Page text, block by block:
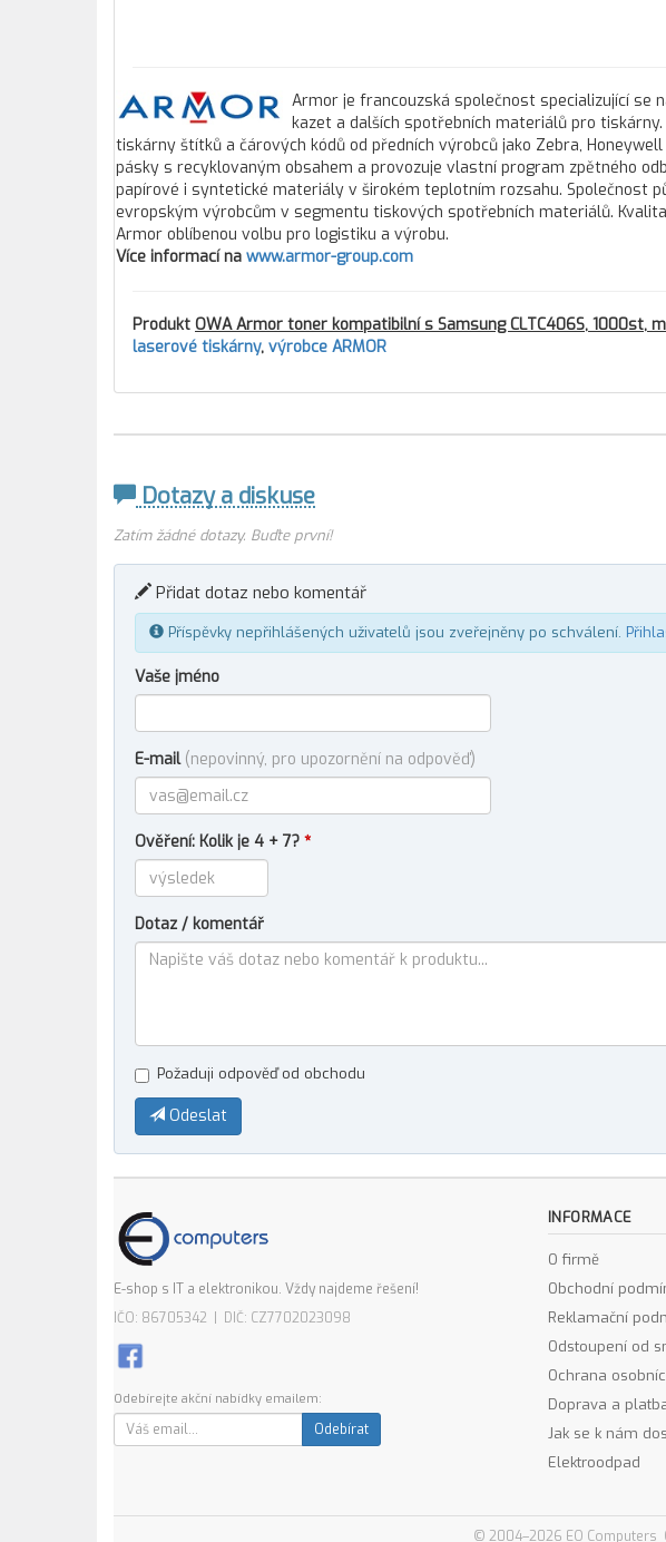
Armor je francouzská společnost specializující
kazet a dalších spotřebních materiálů pro
tiskárny štítků a čárových kódů od předních výrobců jako Zebra,
pásky s recyklovaným obsahem a provozuje vlastní program zpětného
papírové i syntetické materiály v širokém teplotním rozsahu. Společnost
evropským výrobcům v segmentu tiskových spotřebních materiálů.
Armor oblíbenou volbu pro logistiku a výrobu.
Více informací na www.armor-group.com
Produkt OWA Armor toner kompatibilní s Samsung CLTC406S, 1000st,
laserové tiskárny, výrobce ARMOR
Dotazy a diskuse
Zatím žádné dotazy. Buďte první!
Přidat dotaz nebo komentář
Příspěvky nepřihlášených uživatelů jsou zveřejněny po schválení.
Vaše jméno
E-mail (nepovinný, pro upozornění na odpověď)
Ověření: Kolik je 4 + 7? *
Dotaz / komentář
Požaduji odpověď od obchodu
Odeslat
E-shop s IT a elektronikou. Vždy najdeme řešení!
IČO: 86705342 | DIČ: CZ7702023098
Odebírejte akční nabídky emailem:
Odebírat
INFORMACE
O firmě
Obchodní
Reklamační
Odstoupení od
Ochrana
Doprava a
Jak se k nám
Elektroodpad
© 2004–2026 EO Computers